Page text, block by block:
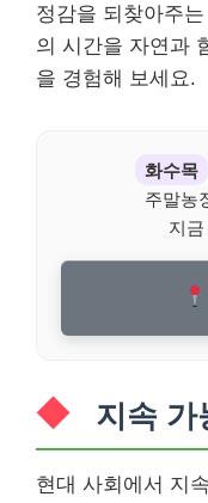
정감을 되찾아주
의 시간을 자연과
을 경험해 보세요.
화수목
주말농
지
지속 가
현대 사회에서 지